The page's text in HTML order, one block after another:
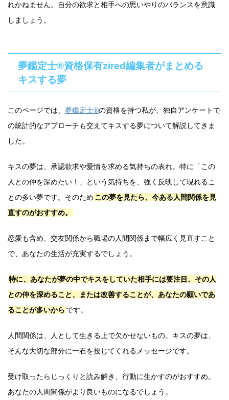
れかねません。自分の欲求と相手への思いやりのバランスを意識
しましょう。
夢鑑定士®資格保有zired編集者がまとめる
キスする夢
このページでは、 夢鑑定士®の資格を持つ私が、独自アンケートで
の統計的なアプローチも交えてキスする夢について解説してきま
した。
キスの夢は、承認欲求や愛情を求める気持ちの表れ。特に「この
人との仲を深めたい！」という気持ちを、強く反映して現れるこ
との多い夢です。そのため この夢を見たら、今ある人間関係を見
直すのがおすすめ。
恋愛も含め、交友関係から職場の人間関係まで幅広く見直すこと
で、あなたの生活が充実するでしょう。
特に、あなたが夢の中でキスをしていた相手には要注目。その人
との仲を深めること、または改善することが、あなたの願いであ
ることが多いから です。
人間関係は、人として生きる上で欠かせないもの。キスの夢は、
そんな大切な部分に一石を投じてくれるメッセージです。
受け取ったらじっくりと読み解き、行動に生かすのがおすすめ。
あなたの人間関係がより良いものになるでしょう。